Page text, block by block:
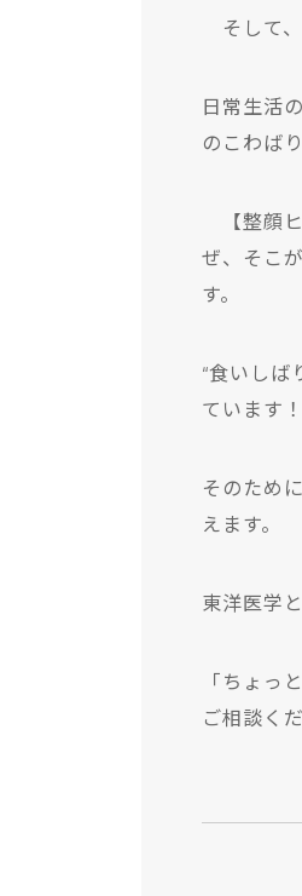
そして、
日常生活
のこわば
【整顔ヒ
ぜ、そこ
す。
“食いしば
ています！
そのため
えます。
東洋医学
「ちょっ
ご相談く